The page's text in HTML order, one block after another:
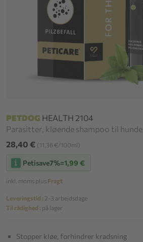
PETDOG HEALTH 2104
Parasitter, kløende shampoo til hunde
28,40 € (11,36 €/100ml)
Petisave7%=1,99 €
inkl. moms plus Fragt
Leveringstid : 2-3 arbejdsdage
Til rådighed : på lager
Stopper kløe, forhindrer kradsning